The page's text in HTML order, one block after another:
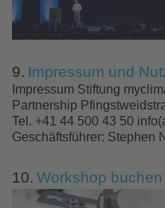
9. Impressum und
Impressum Stiftung
Partnership
Tel. +41 44 500 43 50
Geschäftsführer: Stephen
10. Workshop buchen